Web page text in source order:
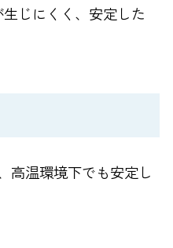
じにくく、安定した
高温環境下でも安定し